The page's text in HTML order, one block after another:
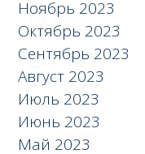
Ноябрь 2023
Октябрь 2023
Сентябрь 2023
Август 2023
Июль 2023
Июнь 2023
Май 2023